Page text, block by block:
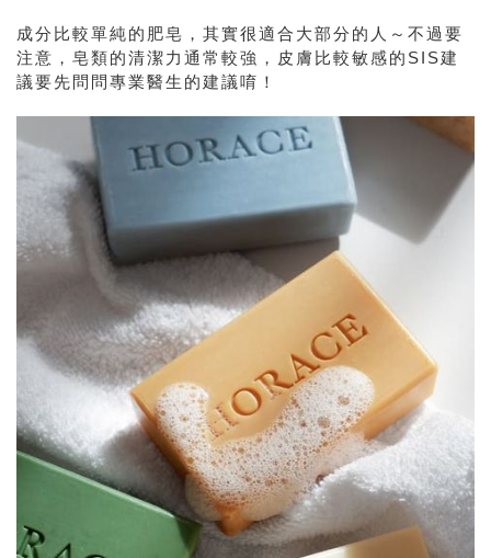
成分比較單純的肥皂，其實很適合大部分的人～不過要
注意，皂類的清潔力通常較強，皮膚比較敏感的SIS建
議要先問問專業醫生的建議唷！